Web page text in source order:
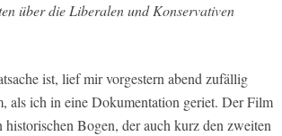
über die Liberalen und Konservativen
ist, lief mir vorgestern abend zufällig
als ich in eine Dokumentation geriet. Der Film
historischen Bogen, der auch kurz den zweiten